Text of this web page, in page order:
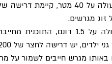
מגרשים.
יש דרישה לחצר של 200 מ"ר.
מגרש חייבים לשמור על מרחק